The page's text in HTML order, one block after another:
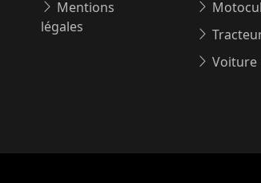
Mentions
légales
Voiture